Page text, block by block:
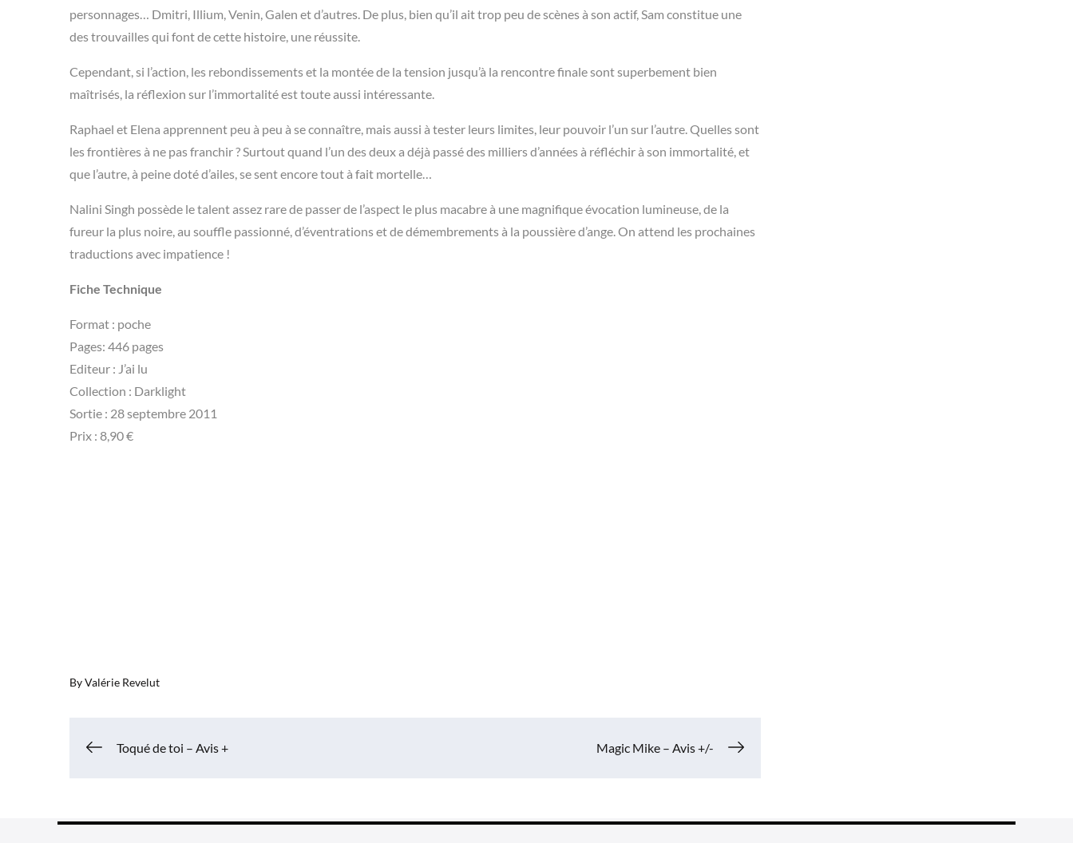
personnages… Dmitri, Illium, Venin, Galen et d’autres. De plus, bien qu’il ait trop peu de scènes à son actif, Sam constitue une
des trouvailles qui font de cette histoire, une réussite.
Cependant, si l’action, les rebondissements et la montée de la tension jusqu’à la rencontre finale sont superbement bien
maîtrisés, la réflexion sur l’immortalité est toute aussi intéressante.
Raphael et Elena apprennent peu à peu à se connaître, mais aussi à tester leurs limites, leur pouvoir l’un sur l’autre. Quelles sont
les frontières à ne pas franchir ? Surtout quand l’un des deux a déjà passé des milliers d’années à réfléchir à son immortalité, et
que l’autre, à peine doté d’ailes, se sent encore tout à fait mortelle…
Nalini Singh possède le talent assez rare de passer de l’aspect le plus macabre à une magnifique évocation lumineuse, de la
fureur la plus noire, au souffle passionné, d’éventrations et de démembrements à la poussière d’ange. On attend les prochaines
traductions avec impatience !
Fiche Technique
Format : poche
Pages: 446 pages
Editeur : J’ai lu
Collection : Darklight
Sortie : 28 septembre 2011
Prix : 8,90 €
ByValérie Revelut
Navigation
Toqué de toi – Avis + Magic Mike – Avis +/-